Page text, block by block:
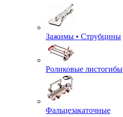
Зажимы • Струбцины
Роликовые листогибы
Фальцезакаточные